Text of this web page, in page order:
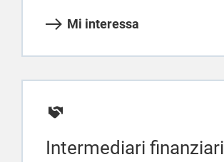
Mi interessa
Intermediari finanziari